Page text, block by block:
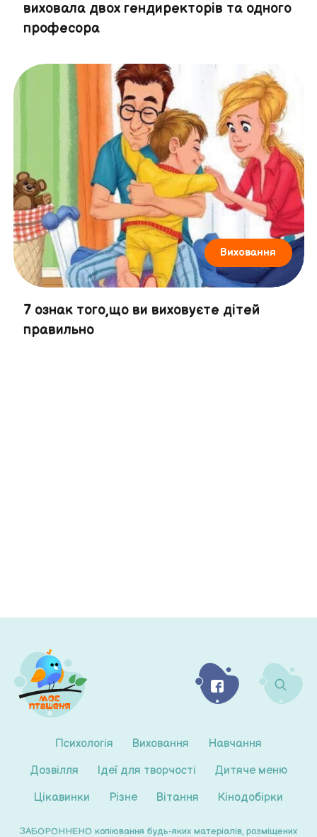
виховала двох гендиректорів та одного
професора
Виховання
7 ознак того,що ви виховуєте дітей
правильно
Психологія Виховання
Навчання
Дозвілля
Ідеї для творчості
Дитяче меню
Цікавинки
Різне Вітання Кінодобірки
ЗАБОРОННЕНО копіювання будь-яких матеріалів, розміщених